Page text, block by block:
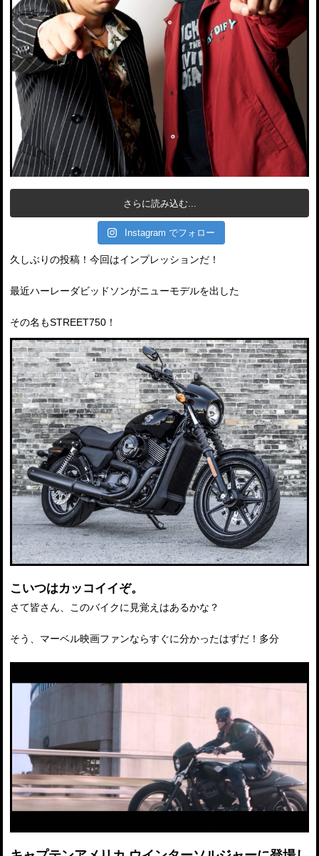
さらに読み込む...
Instagram でフォロー
久しぶりの投稿！今回はインプレッションだ！
最近ハーレーダビッドソンがニューモデルを出した
その名もSTREET750！
こいつはカッコイイぞ。
さて皆さん、このバイクに見覚えはあるかな？
そう、マーベル映画ファンならすぐに分かったはずだ！多分